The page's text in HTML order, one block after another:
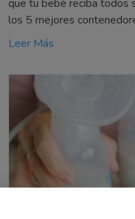
que tu bebé reciba todos
los 5 mejores
Leer Más